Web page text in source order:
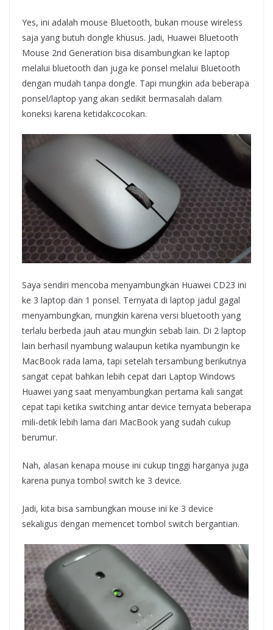
Yes, ini adalah mouse Bluetooth, bukan mouse wireless
saja yang butuh dongle khusus. Jadi, Huawei Bluetooth
Mouse 2nd Generation bisa disambungkan ke laptop
melalui bluetooth dan juga ke ponsel melalui Bluetooth
dengan mudah tanpa dongle. Tapi mungkin ada beberapa
ponsel/laptop yang akan sedikit bermasalah dalam
koneksi karena ketidakcocokan.
Saya sendiri mencoba menyambungkan Huawei CD23 ini
ke 3 laptop dan 1 ponsel. Ternyata di laptop jadul gagal
menyambungkan, mungkin karena versi bluetooth yang
terlalu berbeda jauh atau mungkin sebab lain. Di 2 laptop
lain berhasil nyambung walaupun ketika nyambungin ke
MacBook rada lama, tapi setelah tersambung berikutnya
sangat cepat bahkan lebih cepat dari Laptop Windows
Huawei yang saat menyambungkan pertama kali sangat
cepat tapi ketika switching antar device ternyata beberapa
mili-detik lebih lama dari MacBook yang sudah cukup
berumur.
Nah, alasan kenapa mouse ini cukup tinggi harganya juga
karena punya tombol switch ke 3 device.
Jadi, kita bisa sambungkan mouse ini ke 3 device
sekaligus dengan memencet tombol switch bergantian.